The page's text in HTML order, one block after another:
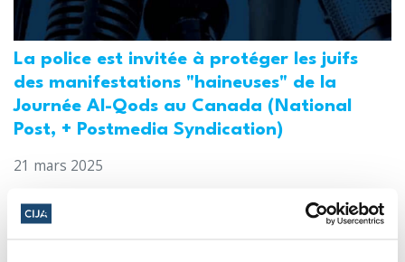
La police est invitée à protéger les juifs
des manifestations "haineuses" de la
Journée Al-Qods au Canada (National
Post, + Postmedia Syndication)
21 mars 2025